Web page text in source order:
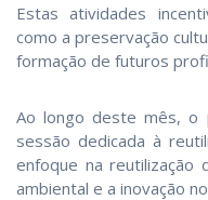
Estas atividades
como a preservação
formação de futuros
Ao longo deste mês, o
sessão dedicada à
enfoque na reutilização
ambiental e a inovação